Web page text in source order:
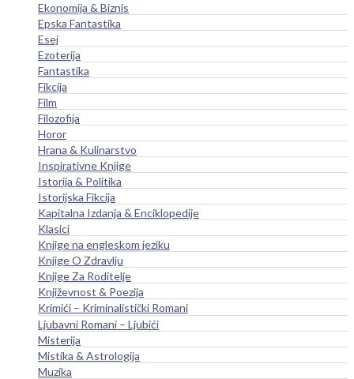
Ekonomija & Biznis
Epska Fantastika
Esej
Ezoterija
Fantastika
Fikcija
Film
Filozofija
Horor
Hrana & Kulinarstvo
Inspirativne Knjige
Istorija & Politika
Istorijska Fikcija
Kapitalna Izdanja & Enciklopedije
Klasici
Knjige na engleskom jeziku
Knjige O Zdravlju
Knjige Za Roditelje
Književnost & Poezija
Krimići – Kriminalistički Romani
Ljubavni Romani – Ljubići
Misterija
Mistika & Astrologija
Muzika